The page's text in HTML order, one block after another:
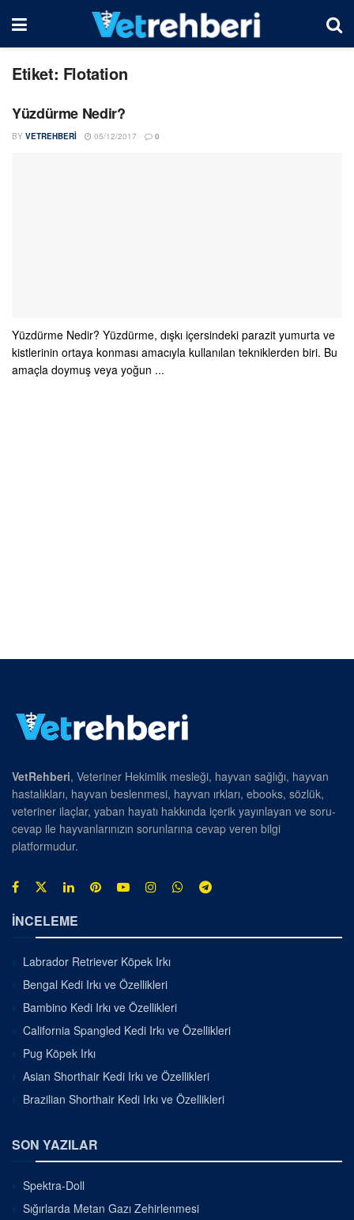
Etiket: Flotation
Yüzdürme Nedir?
BY VETREHBERI 05/12/2017 0
Yüzdürme Nedir? Yüzdürme, dışkı içersindeki parazit yumurta ve
kistlerinin ortaya konması amacıyla kullanılan tekniklerden biri. Bu
amaçla doymuş veya yoğun ...
VetRehberi, Veteriner Hekimlik mesleği, hayvan sağlığı, hayvan
hastalıkları, hayvan beslenmesi, hayvan ırkları, ebooks, sözlük,
veteriner ilaçlar, yaban hayatı hakkında içerik yayınlayan ve soru-
cevap ile hayvanlarınızın sorunlarına cevap veren bilgi
platformudur.
İNCELEME
Labrador Retriever Köpek Irkı
Bengal Kedi Irkı ve Özellikleri
Bambino Kedi Irkı ve Özellikleri
California Spangled Kedi Irkı ve Özellikleri
Pug Köpek Irkı
Asian Shorthair Kedi Irkı ve Özellikleri
Brazilian Shorthair Kedi Irkı ve Özellikleri
SON YAZILAR
Spektra-Doll
Sığırlarda Metan Gazı Zehirlenmesi